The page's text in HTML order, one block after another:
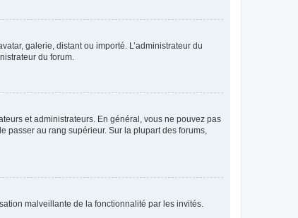
galerie, distant ou importé. L’administrateur du
du forum.
et administrateurs. En général, vous ne pouvez pas
passer au rang supérieur. Sur la plupart des forums,
malveillante de la fonctionnalité par les invités.